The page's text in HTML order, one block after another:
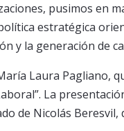
pusimos en
estratégica
y la generación de
Laura Pagliano,
La
de Nicolás